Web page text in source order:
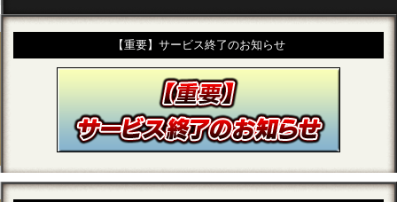
【重要】サービス終了のお知らせ